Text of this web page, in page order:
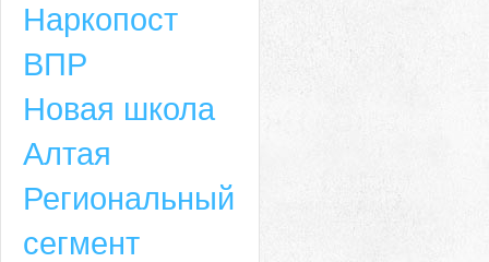
Наркопост
ВПР
Новая школа
Алтая
Региональный
сегмент